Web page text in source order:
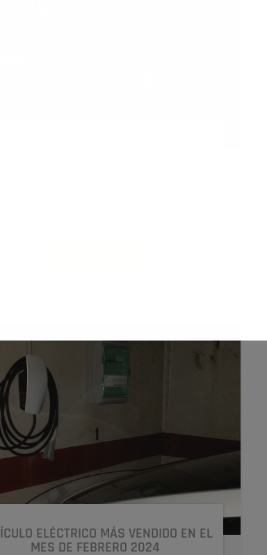
ELÉCTRICO MÁS VENDIDO EN EL
MES DE FEBRERO 2024